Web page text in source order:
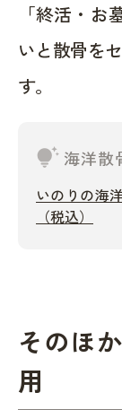
「終活・
いと散骨を
す。
tips_and_updates 海洋散
いのりの海
（税込）
そのほ
用